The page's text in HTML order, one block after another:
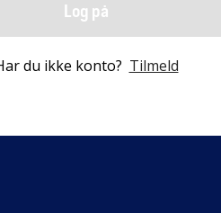
Log på
du ikke konto? Tilmeld